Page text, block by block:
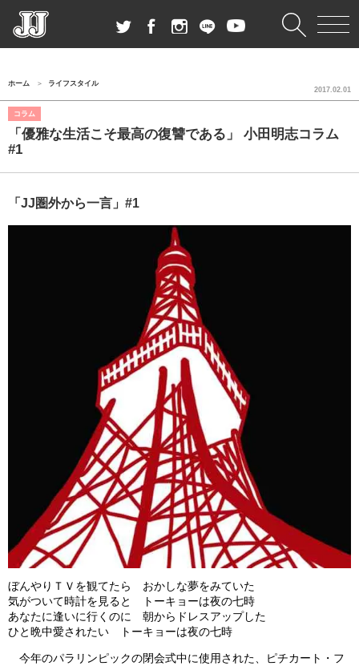
ホーム ライフスタイル
コラム
「優雅な生活こそ最高の復讐である」 小田明志コラム
#1
2017.02.01
「JJ圏外から一言」#1
ぼんやりＴＶを観てたら おかしな夢をみていた
気がついて時計を見ると トーキョーは夜の七時
あなたに逢いに行くのに 朝からドレスアップした
ひと晩中愛されたい トーキョーは夜の七時
今年のパラリンピックの閉会式中に使用された、ピチカート・フ